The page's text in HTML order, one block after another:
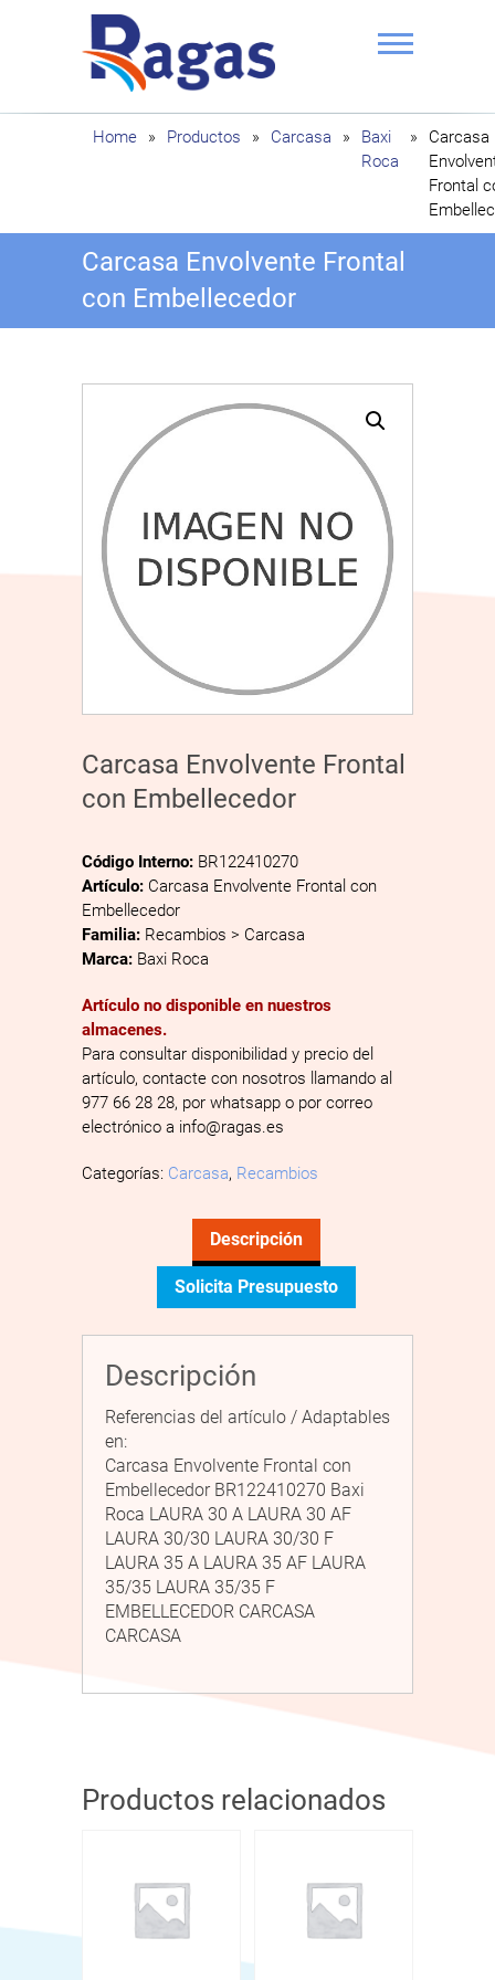
Ragas
Home » Productos » Carcasa »
Baxi
Roca
»
Carcasa
Frontal
Carcasa Envolvente Frontal
con Embellecedor
Carcasa Envolvente Frontal
con Embellecedor
Código Interno: BR122410270
Artículo: Carcasa Envolvente Frontal con
Embellecedor
Familia: Recambios > Carcasa
Marca: Baxi Roca
Artículo no disponible en nuestros
almacenes.
Para consultar disponibilidad y precio del
artículo, contacte con nosotros llamando al
977 66 28 28, por whatsapp o por correo
electrónico a info@ragas.es
Categorías: Carcasa, Recambios
Descripción
Solicita Presupuesto
Descripción
Referencias del artículo / Adaptables
en:
Carcasa Envolvente Frontal con
Embellecedor BR122410270 Baxi
Roca LAURA 30 A LAURA 30 AF
LAURA 30/30 LAURA 30/30 F
LAURA 35 A LAURA 35 AF LAURA
35/35 LAURA 35/35 F
EMBELLECEDOR CARCASA
CARCASA
Productos relacionados